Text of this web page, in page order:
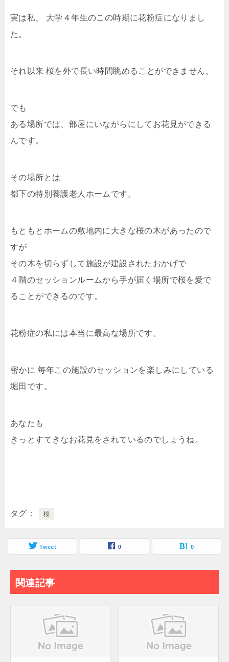
実は私、 大学４年生のこの時期に花粉症になりまし
た。
それ以来 桜を外で長い時間眺めることができません。
でも
ある場所では、部屋にいながらにしてお花見ができる
んです。
その場所とは
都下の特別養護老人ホームです。
もともとホームの敷地内に大きな桜の木があったので
すが
その木を切らずして施設が建設されたおかげで
４階のセッションルームから手が届く場所で桜を愛で
ることができるのです。
花粉症の私には本当に最高な場所です。
密かに 毎年この施設のセッションを楽しみにしている
堀田です。
あなたも
きっとすてきなお花見をされているのでしょうね。
タグ 桜
Tweet 0 0
関連記事